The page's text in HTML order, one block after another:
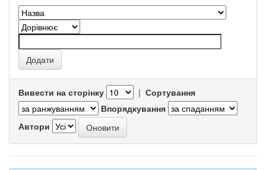
Вивести на сторінку | Сортування
Впорядкування
Автори